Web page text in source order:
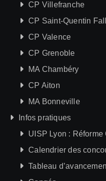
CP Villefranche
CP Saint-Quentin
CP Valence
CP Grenoble
MA Chambéry
CP Aiton
MA Bonneville
Infos pratiques
UISP Lyon :
Calendrier des
Tableau